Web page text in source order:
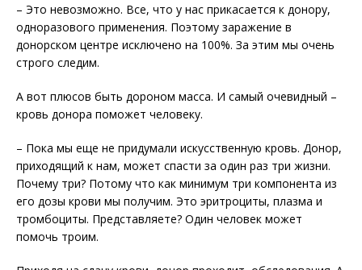
– Это невозможно. Все, что у нас прикасается к донору,
одноразового применения. Поэтому заражение в
донорском центре исключено на 100%. За этим мы очень
строго следим.
А вот плюсов быть дороном масса. И самый очевидный –
кровь донора поможет человеку.
– Пока мы еще не придумали искусственную кровь. Донор,
приходящий к нам, может спасти за один раз три жизни.
Почему три? Потому что как минимум три компонента из
его дозы крови мы получим. Это эритроциты, плазма и
тромбоциты. Представляете? Один человек может
помочь троим.